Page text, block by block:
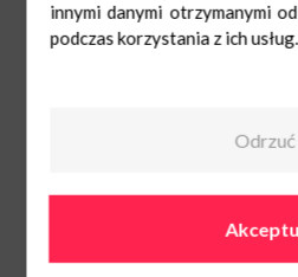
innymi danymi otrzymanymi
podczas korzystania z ich usług.
Odrzuć